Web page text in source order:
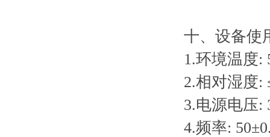
十、设备使
1.环境温度
2.相对湿度:
3.电源电压:
4.频率: